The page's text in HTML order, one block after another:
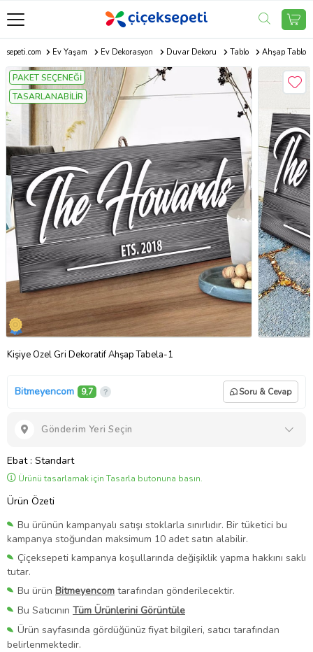
Ev Yaşam Ev Dekorasyon Duvar Dekoru Tablo Ahşap Tablo
PAKET SEÇENEĞİ
TASARLANABİLİR
Kişiye Özel Gri Dekoratif Ahşap Tabela-1
Bitmeyencom 9,7 Soru & Cevap
Gönderim Yeri Seçin
Ebat : Standart
Ürünü tasarlamak için Tasarla butonuna basın.
Ürün Özeti
Bu ürünün kampanyalı satışı stoklarla sınırlıdır. Bir tüketici bu
kampanya stoğundan maksimum 10 adet satın alabilir.
Çiçeksepeti kampanya koşullarında değişiklik yapma hakkını saklı
tutar.
Bu ürün Bitmeyencom tarafından gönderilecektir.
Bu Satıcının Tüm Ürünlerini Görüntüle
Ürün sayfasında gördüğünüz fiyat bilgileri, satıcı tarafından
belirlenmektedir.